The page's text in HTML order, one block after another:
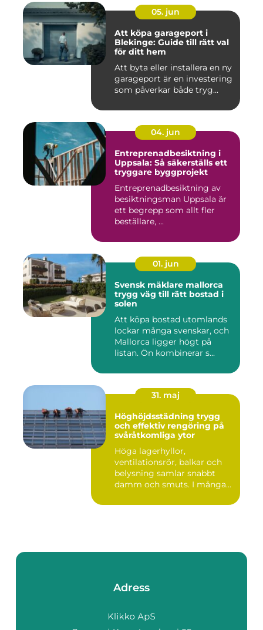
05. jun
Att köpa garageport i
Blekinge: Guide till rätt val
för ditt hem
Att byta eller installera en ny
garageport är en investering
som påverkar både tryg...
04. jun
Entreprenadbesiktning i
Uppsala: Så säkerställs ett
tryggare byggprojekt
Entreprenadbesiktning av
besiktningsman Uppsala är
ett begrepp som allt fler
beställare, ...
01. jun
Svensk mäklare mallorca
trygg väg till rätt bostad i
solen
Att köpa bostad utomlands
lockar många svenskar, och
Mallorca ligger högt på
listan. Ön kombinerar s...
31. maj
Höghöjdsstädning trygg
och effektiv rengöring på
svåråtkomliga ytor
Höga lagerhyllor,
ventilationsrör, balkar och
belysning samlar snabbt
damm och smuts. I många
Adress